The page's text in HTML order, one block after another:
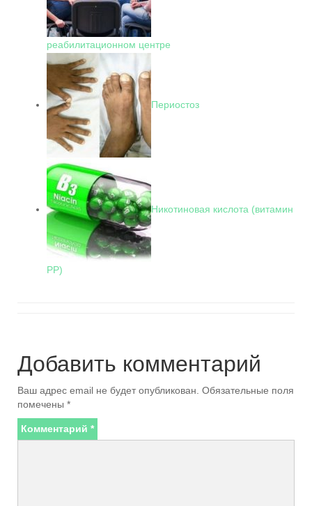
реабилитационном центре
Периостоз
Никотиновая кислота (витамин
РР)
Добавить комментарий
Ваш адрес email не будет опубликован. Обязательные поля
помечены *
Комментарий *